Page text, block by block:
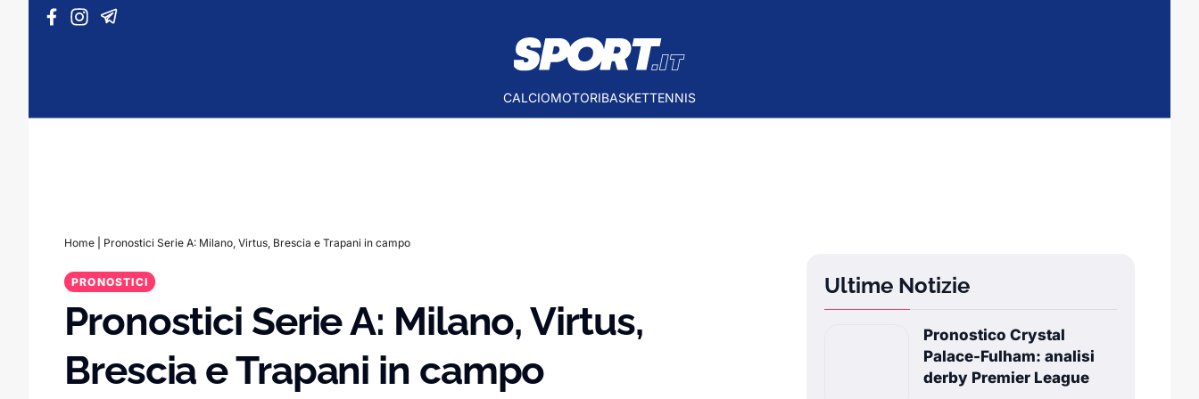
Vai al contenuto
CALCIOMOTORIBASKETTENNIS
Home Pronostici Serie A: Milano, Virtus, Brescia e Trapani in campo
PRONOSTICI
Pronostici Serie A: Milano, Virtus,
Brescia e Trapani in campo
Ultime Notizie
Pronostico Crystal
Palace-Fulham: analisi
derby Premier League